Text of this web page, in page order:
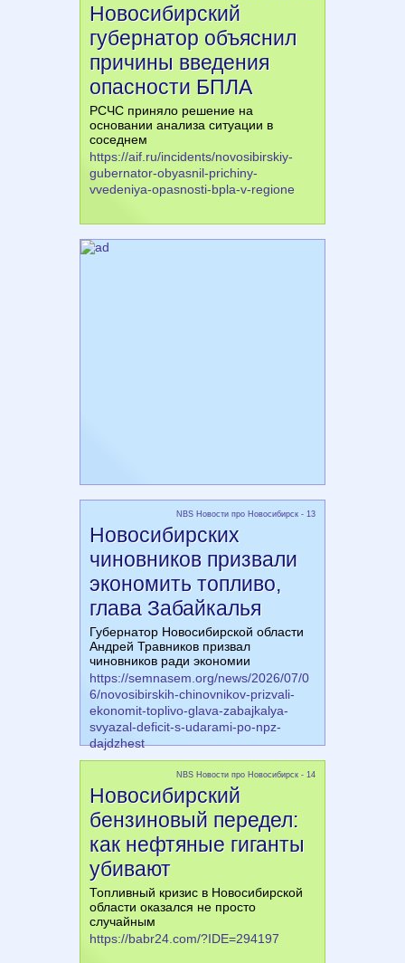
Новосибирский
губернатор объяснил
причины введения
опасности БПЛА
РСЧС приняло решение на
основании анализа ситуации в
соседнем
https://aif.ru/incidents/novosibirskiy-
gubernator-obyasnil-prichiny-
vvedeniya-opasnosti-bpla-v-regione
NBS Новости про Новосибирск - 13
Новосибирских
чиновников призвали
экономить топливо,
глава Забайкалья
Губернатор Новосибирской области
Андрей Травников призвал
чиновников ради экономии
https://semnasem.org/news/2026/07/0
6/novosibirskih-chinovnikov-prizvali-
ekonomit-toplivo-glava-zabajkalya-
svyazal-deficit-s-udarami-po-npz-
dajdzhest
NBS Новости про Новосибирск - 14
Новосибирский
бензиновый передел:
как нефтяные гиганты
убивают
Топливный кризис в Новосибирской
области оказался не просто
случайным
https://babr24.com/?IDE=294197